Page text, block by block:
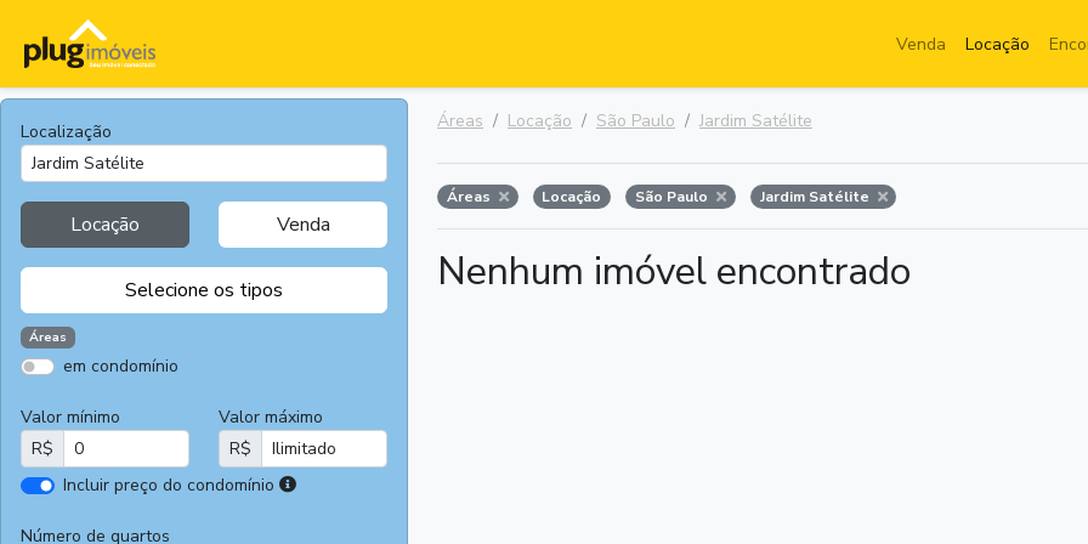
Venda Locação
Localização
Locação Venda
Selecione os tipos
Casas
Casas
Comerciais
Salas
Chácaras e
Áreas
em condomínio
Valor mínimo
R$
Valor máximo
R$
Incluir preço do condomínio
I
Número de quartos
Áreas Locação São Paulo Jardim Satélite
Áreas Locação São Paulo Jardim Satélite
Nenhum imóvel encontrado